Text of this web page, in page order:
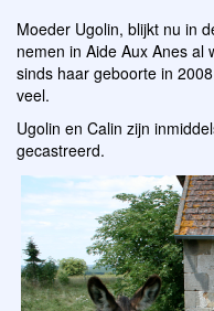
Moeder Ugolin, blijkt nu in
nemen in Aide Aux Anes al
sinds haar geboorte in
veel.
Ugolin en Calin zijn
gecastreerd.